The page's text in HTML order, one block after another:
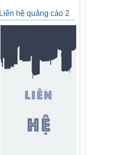
Liên hệ quảng cáo 2